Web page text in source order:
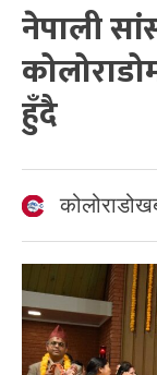
नेपाली
हुँदै